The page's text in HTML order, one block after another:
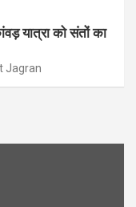
यात्रा को संतों का
Jagran